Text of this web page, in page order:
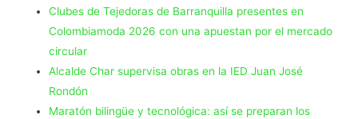
Clubes de Tejedoras de Barranquilla presentes en
Colombiamoda 2026 con una apuestan por el mercado
circular
Alcalde Char supervisa obras en la IED Juan José
Rondón
Maratón bilingüe y tecnológica: así se preparan los